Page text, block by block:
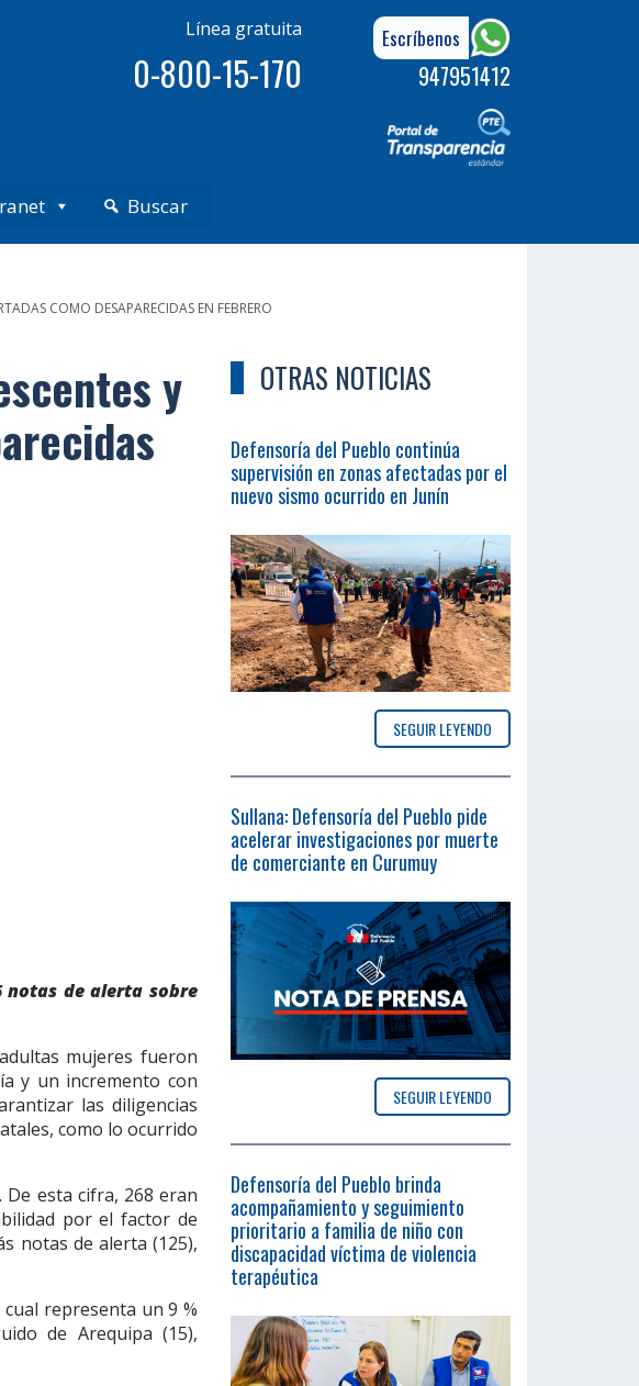
Línea gratuita
0-800-15-170
Escríbenos
947951412
Buscar
COMO DESAPARECIDAS EN FEBRERO
y
notas de alerta sobre
mujeres fueron
y un incremento con
las diligencias
como lo ocurrido
esta cifra, 268 eran
por el factor de
notas de alerta (125),
representa un 9 %
de Arequipa (15),
OTRAS NOTICIAS
Defensoría del Pueblo continúa
supervisión en zonas afectadas por el
nuevo sismo ocurrido en Junín
SEGUIR LEYENDO
Sullana: Defensoría del Pueblo pide
acelerar investigaciones por muerte
de comerciante en Curumuy
SEGUIR LEYENDO
Defensoría del Pueblo brinda
acompañamiento y seguimiento
prioritario a familia de niño con
discapacidad víctima de violencia
terapéutica